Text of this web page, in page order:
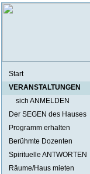
Start
VERANSTALTUNGEN
sich ANMELDEN
Der SEGEN des Hauses
Programm erhalten
Berühmte Dozenten
Spirituelle ANTWORTEN
Räume/Haus mieten